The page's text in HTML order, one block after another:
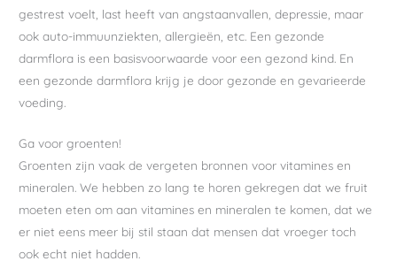
gestrest voelt, last heeft van angstaanvallen, depressie, maar
ook auto-immuunziekten, allergieën, etc. Een gezonde
darmflora is een basisvoorwaarde voor een gezond kind. En
een gezonde darmflora krijg je door gezonde en gevarieerde
voeding.
Ga voor groenten!
Groenten zijn vaak de vergeten bronnen voor vitamines en
mineralen. We hebben zo lang te horen gekregen dat we fruit
moeten eten om aan vitamines en mineralen te komen, dat we
er niet eens meer bij stil staan dat mensen dat vroeger toch
ook echt niet hadden.